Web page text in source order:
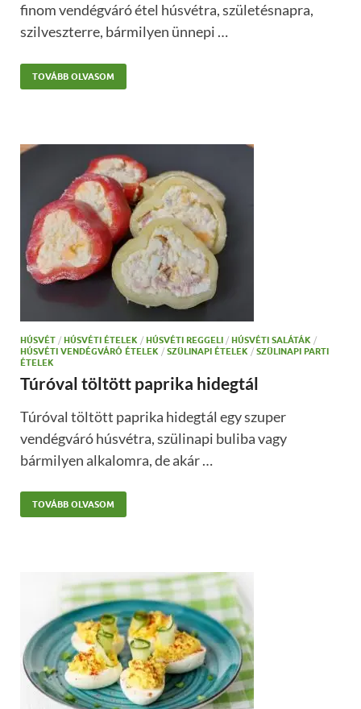
finom vendégváró étel húsvétra, születésnapra,
szilveszterre, bármilyen ünnepi …
TOVÁBB OLVASOM
HÚSVÉT / HÚSVÉTI ÉTELEK / HÚSVÉTI REGGELI / HÚSVÉTI SALÁTÁK /
HÚSVÉTI VENDÉGVÁRÓ ÉTELEK / SZÜLINAPI ÉTELEK / SZÜLINAPI PARTI
ÉTELEK
Túróval töltött paprika hidegtál
Túróval töltött paprika hidegtál egy szuper
vendégváró húsvétra, szülinapi buliba vagy
bármilyen alkalomra, de akár …
TOVÁBB OLVASOM